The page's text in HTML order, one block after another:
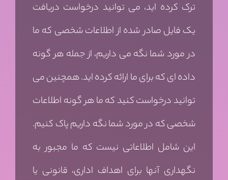
ترک کرده اید، می توانید درخواست دریافت
یک فایل صادر شده از اطلاعات شخصی که ما
در مورد شما نگه می داریم، از جمله هر گونه
داده ای که برای ما ارائه کرده اید. همچنین می
توانید درخواست کنید که ما هر گونه اطلاعات
شخصی که در مورد شما نگه داریم پاک کنیم.
این شامل اطلاعاتی نیست که ما مجبور به
نگهداری آنها برای اهداف اداری، قانونی یا